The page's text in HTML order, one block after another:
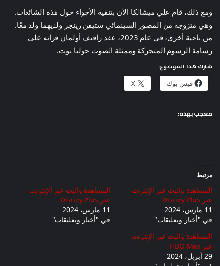
ومع ذلك، قام علي ميشالكا الآن بتنقية الأجواء حول هذه الشائعات.
وهي متزوجة من المصور السينمائي ستيفن رينجر ولديهما ولد معًا.
من ناحية أخرى، في عام 2023، عقد رافيف أولمان قرانه على
رسامة الرسوم المتحركة وممثلة الصوت جوليا بوت.
شارك هذا الموضوع:
فيس بوك X
معجب بهذه:
مرتبط
المشاهدة والبث عبر الإنترنت
عبر Disney Plus
11 مارس، 2024
في "أخبار وتعليقات"
المشاهدة والبث عبر الإنترنت
عبر Disney Plus
11 مارس، 2024
في "أخبار وتعليقات"
المشاهدة والبث عبر الإنترنت
عبر HBO Max
29 أبريل، 2024